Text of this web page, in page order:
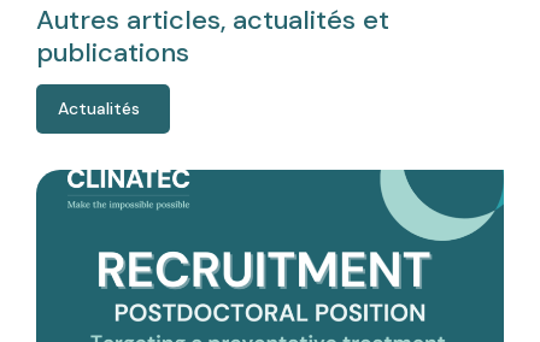
Autres articles, actualités et
publications
Actualités